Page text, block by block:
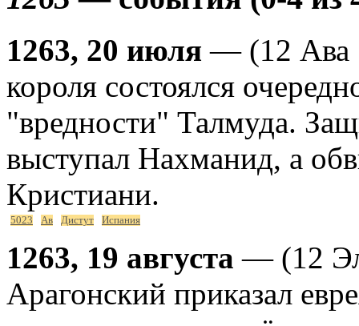
1263, 20 июля — (12 Ава
короля состоялся
"вредности" Талмуда.
выступал Нахманид, а
Кристиани.
5023 Ав Дистут Испания
1263, 19 августа — (12
Арагонский приказал